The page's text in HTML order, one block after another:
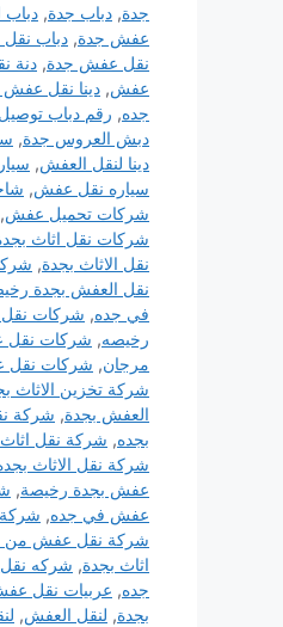
جدة, دباب جدة, دباب
عفش جدة, دباب
نقل عفش جدة, دنة
عفش, دينا نقل عفش
جده, رقم دباب
دبش العروس جدة,
دينا لنقل العفش,
سياره نقل عفش,
شركات تحميل عفش,
شركات نقل اثاث
نقل الاثاث بجدة,
نقل العفش بجدة
في جده, شركات نقل
رخيصه, شركات
مرجان, شركات نقل
شركة تخزين الاثاث
العفش بجدة, شركة
بجده, شركة نقل
شركة نقل الاثاث
عفش بجدة رخيصة,
عفش في جده,
شركة نقل عفش من
اثاث بجدة, شركه
جده, عربيات نقل
بجدة, لنقل العفش,